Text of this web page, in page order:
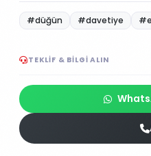
#düğün #davetiye
TEKLIF & BILGI ALIN